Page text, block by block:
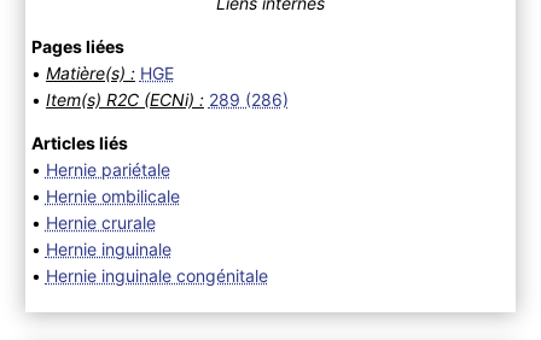
Pages liées
• Matière(s) : HGE
• Item(s) R2C (ECNi) : 289 (286)
Articles liés
• Hernie pariétale
• Hernie ombilicale
• Hernie crurale
• Hernie inguinale
• Hernie inguinale congénitale